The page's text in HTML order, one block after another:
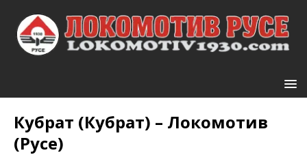
Кубрат (Кубрат) – Локомотив
(Русе)